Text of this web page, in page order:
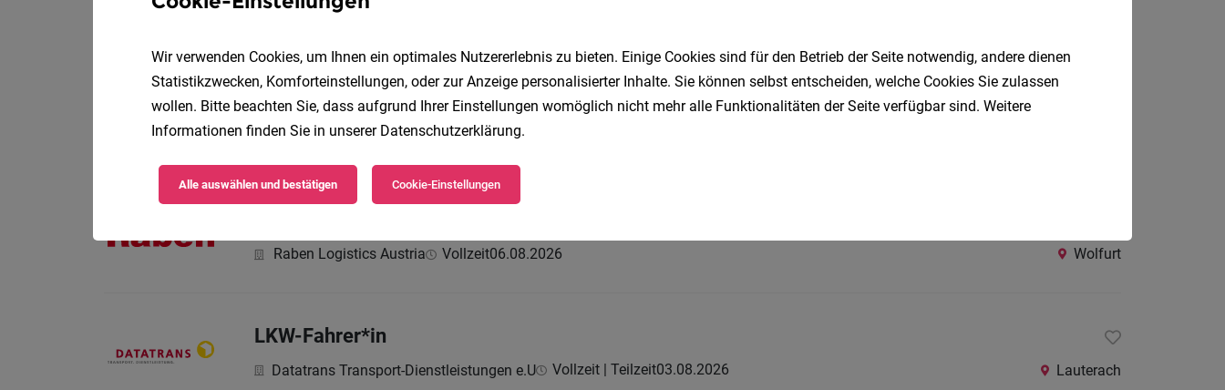
LKW-Fahrer*in
Mohrenbrauerei Vertriebs GmbH & Co KG Vollzeit06.08.2026
Das bringst du mit:
Raben Logistics Austria Vollzeit06.08.2026 Wolfurt
LKW-Fahrer*in
Datatrans Transport-Dienstleistungen e.U Vollzeit | Teilzeit03.08.2026 Lauterach
Wir verwenden Cookies, um Ihnen ein optimales Nutzererlebnis zu bieten. Einige Cookies sind für den Betrieb der Seite notwendig, andere dienen
Statistikzwecken, Komforteinstellungen, oder zur Anzeige personalisierter Inhalte. Sie können selbst entscheiden, welche Cookies Sie zulassen
wollen. Bitte beachten Sie, dass aufgrund Ihrer Einstellungen womöglich nicht mehr alle Funktionalitäten der Seite verfügbar sind. Weitere
Informationen finden Sie in unserer Datenschutzerklärung.
Alle auswählen und bestätigen Cookie-Einstellungen